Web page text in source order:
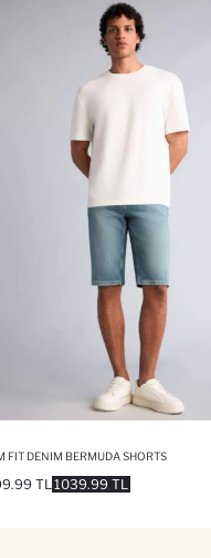
FIT DENIM BERMUDA SHORTS
1039.99 TL
TL